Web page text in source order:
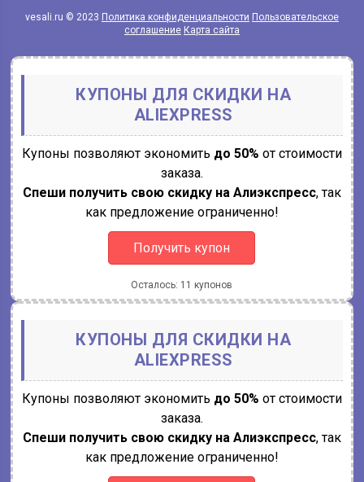
vesali.ru © 2023 Политика конфиденциальности Пользовательское
соглашение Карта сайта
КУПОНЫ ДЛЯ СКИДКИ НА
ALIEXPRESS
Купоны позволяют экономить до 50% от стоимости
заказа.
Спеши получить свою скидку на Алиэкспресс, так
как предложение ограниченно!
Получить купон
Осталось: 11 купонов
КУПОНЫ ДЛЯ СКИДКИ НА
ALIEXPRESS
Купоны позволяют экономить до 50% от стоимости
заказа.
Спеши получить свою скидку на Алиэкспресс, так
как предложение ограниченно!